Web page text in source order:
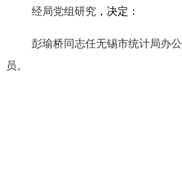
经局党组研究 ，决定：
彭瑜桥同志任无锡市统计局办
员。